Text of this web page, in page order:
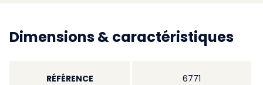
Dimensions & caractéristiques
RÉFÉRENCE 6771